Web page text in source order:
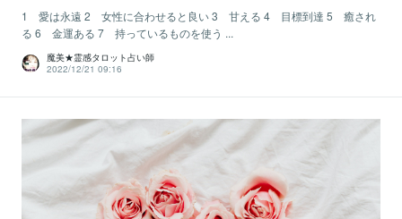
1 愛は永遠 2 女性に合わせると良い 3 甘える 4 目標到達 5 癒され
る 6 金運ある 7 持っているものを使う ...
魔美★霊感タロット占い師
2022/12/21 09:16